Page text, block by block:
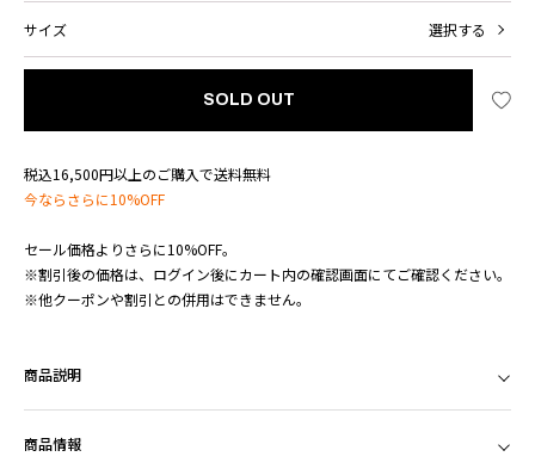
サイズ 選択する
SOLD OUT
税込16,500円以上のご購入で送料無料
今ならさらに10%OFF
セール価格よりさらに10%OFF。
※割引後の価格は、ログイン後にカート内の確認画面にてご確認ください。
※他クーポンや割引との併用はできません。
商品説明
商品情報